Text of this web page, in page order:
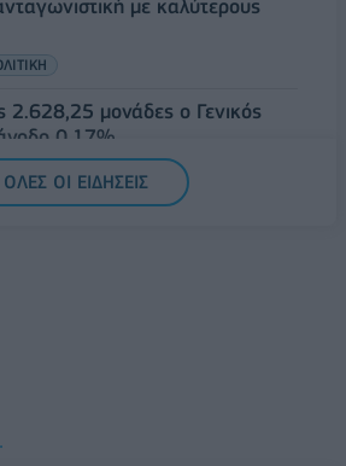
με καλύτερους
2.628,25 μονάδες ο Γενικός
0,17%
ΟΛΕΣ ΟΙ ΕΙΔΗΣΕΙΣ